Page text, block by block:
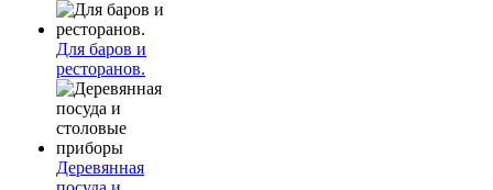
Для баров и
ресторанов.
Деревянная